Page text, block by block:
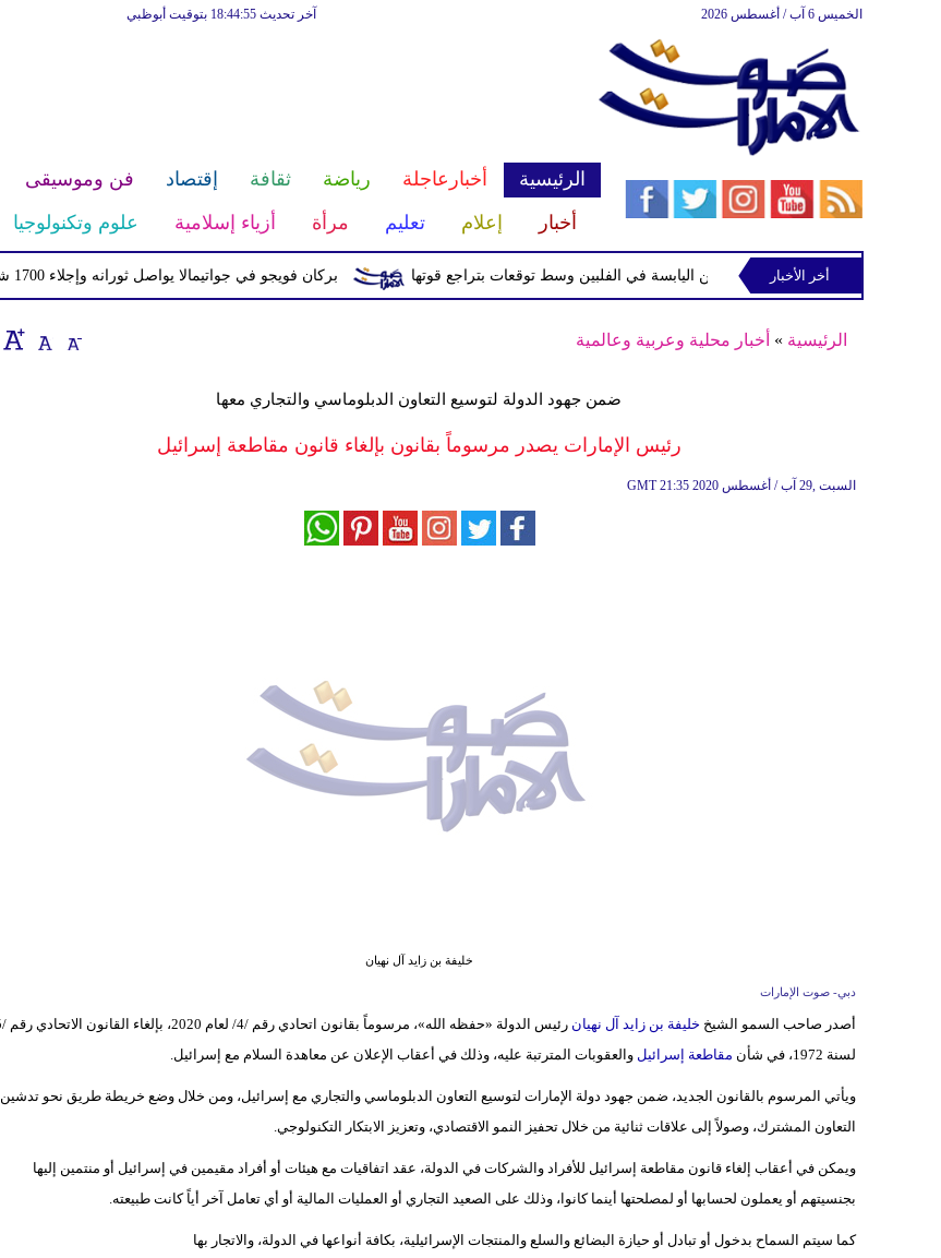
آخر تحديث 18:44:55 بتوقيت أبوظبي الخميس 6 آب / أغسطس 2026
الرئيسية أخبارعاجلة رياضة ثقافة إقتصاد فن وموسيقى
أخبار
إعلام تعليم مرأة أزياء إسلامية علوم وتكنولوجيا
بركان فويجو في جواتيمالا يواصل ثورانه وإجلاء 1700 شخص بسبب الرماد والتدفقات الطينية الاستوائية "مايماي" تقترب من اليابسة في الفلبين وسط توقعات بتراجع قوتها
أخر الأخبار
الرئيسية » أخبار محلية وعربية وعالمية
ضمن جهود الدولة لتوسيع التعاون الدبلوماسي والتجاري معها
رئيس الإمارات يصدر مرسوماً بقانون بإلغاء قانون مقاطعة إسرائيل
GMT 21:35 2020 السبت ,29 آب / أغسطس
خليفة بن زايد آل نهيان
دبي- صوت الإمارات
أصدر صاحب السمو الشيخ خليفة بن زايد آل نهيان
لسنة 1972، في شأن
مقاطعة إسرائيل والعقوبات المترتبة عليه، وذلك في أعقاب الإعلان عن معاهدة السلام مع إسرائيل.
ويأتي المرسوم بالقانون الجديد، ضمن جهود دولة الإمارات لتوسيع التعاون الدبلوماسي والتجاري مع إسرائيل، ومن خلال وضع خريطة طريق نحو تدشين
التعاون المشترك، وصولاً إلى علاقات ثنائية من خلال تحفيز النمو الاقتصادي، وتعزيز الابتكار التكنولوجي.
ويمكن في أعقاب إلغاء قانون مقاطعة إسرائيل للأفراد والشركات في الدولة، عقد اتفاقيات مع هيئات أو أفراد مقيمين في إسرائيل أو منتمين إليها
بجنسيتهم أو يعملون لحسابها أو لمصلحتها أينما كانوا، وذلك على الصعيد التجاري أو العمليات المالية أو أي تعامل آخر أياً كانت طبيعته.
كما سيتم السماح بدخول أو تبادل أو حيازة البضائع والسلع والمنتجات الإسرائيلية، بكافة أنواعها في الدولة، والاتجار بها